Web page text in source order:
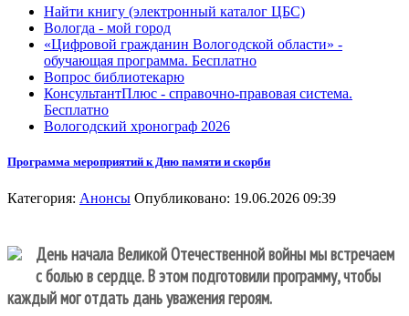
Найти книгу (электронный каталог ЦБС)
Вологда - мой город
«Цифровой гражданин Вологодской области» -
обучающая программа. Бесплатно
Вопрос библиотекарю
КонсультантПлюс - справочно-правовая система.
Бесплатно
Вологодский хронограф 2026
Программа мероприятий к Дню памяти и скорби
Категория: Анонсы Опубликовано: 19.06.2026 09:39
День начала Великой Отечественной войны мы встречаем
с болью в сердце. В этом подготовили программу, чтобы
каждый мог отдать дань уважения героям.